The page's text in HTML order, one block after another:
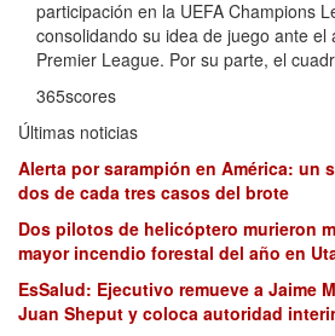
participación en la UEFA Champions
consolidando su idea de juego ante el
Premier League. Por su parte, el
365scores
Últimas noticias
Alerta por sarampión en América: un
dos de cada tres casos del brote
Dos pilotos de helicóptero murieron
mayor incendio forestal del año en
EsSalud: Ejecutivo remueve a Jaime
Juan Sheput y coloca autoridad